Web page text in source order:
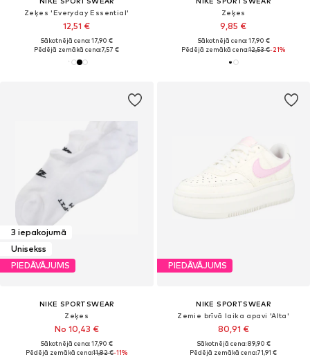
Zeķes 'Everyday Essential'
12,51 €
Sākotnējā cena: 17,90 €
Pēdējā zemākā cena:7,57 €
Zeķes
9,85 €
Sākotnējā cena: 17,90 €
Pēdējā zemākā cena:12,53 €-21%
3 iepakojumā
Unisekss
PIEDĀVĀJUMS
NIKE SPORTSWEAR
Zeķes
No 10,43 €
Sākotnējā cena: 17,90 €
Pēdējā zemākā cena:11,82 €-11%
PIEDĀVĀJUMS
NIKE SPORTSWEAR
Zemie brīvā laika apavi 'Alta'
80,91 €
Sākotnējā cena: 89,90 €
Pēdējā zemākā cena:71,91 €